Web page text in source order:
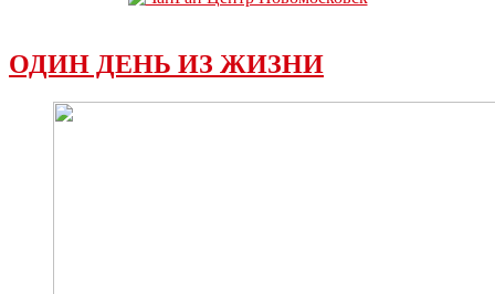
ОДИН ДЕНЬ ИЗ ЖИЗНИ